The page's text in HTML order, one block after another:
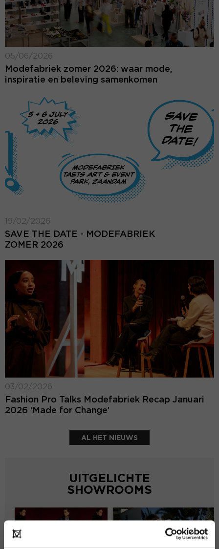
05/06/2026
Modefabriek zomer 2026: waar mode,
inspiratie en beleving samenkomen
19/02/2026
SAVE THE DATE - MODEFABRIEK
ZOMER 2026
03/02/2026
Fashion Pro Talks Modefabriek Recap Januari
2026 ‘Made for Change’
AL HET NIEUWS
UITGELICHTE
SHOWROOMS